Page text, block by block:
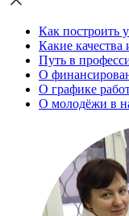
Как построить
Какие
Путь в
О
О графике
О молодёжи в